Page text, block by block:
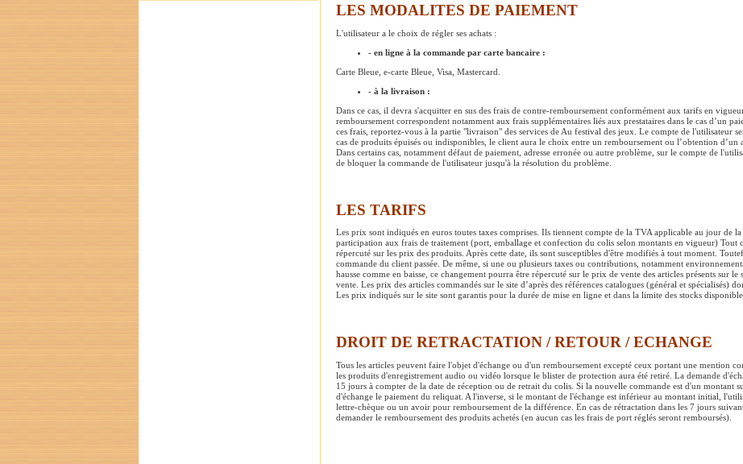
LES MODALITES DE PAIEMENT
L'utilisateur a le choix de régler ses achats :
- en ligne à la commande par carte bancaire :
Carte Bleue, e-carte Bleue, Visa, Mastercard.
- à la livraison :
Dans ce cas, il devra s'acquitter en sus des frais de contre-remboursement conformément aux tarifs en
remboursement correspondent notamment aux frais supplémentaires liés aux prestataires dans le cas d’un
ces frais, reportez-vous à la partie "livraison" des services de Au festival des jeux. Le compte de l'utilisateur
cas de produits épuisés ou indisponibles, le client aura le choix entre un remboursement ou l’obtention d’un
Dans certains cas, notamment défaut de paiement, adresse erronée ou autre problème, sur le compte de
de bloquer la commande de l'utilisateur jusqu'à la résolution du problème.
LES TARIFS
Les prix sont indiqués en euros toutes taxes comprises. Ils tiennent compte de la TVA applicable au jour de
participation aux frais de traitement (port, emballage et confection du colis selon montants en vigueur) Tout
répercuté sur les prix des produits. Après cette date, ils sont susceptibles d'être modifiés à tout moment.
commande du client passée. De même, si une ou plusieurs taxes ou contributions, notamment
hausse comme en baisse, ce changement pourra être répercuté sur le prix de vente des articles présents sur
vente. Les prix des articles commandés sur le site d’après des références catalogues (général et spécialisés)
Les prix indiqués sur le site sont garantis pour la durée de mise en ligne et dans la limite des stocks
DROIT DE RETRACTATION / RETOUR / ECHANGE
Tous les articles peuvent faire l'objet d'échange ou d'un remboursement excepté ceux portant une mention
les produits d'enregistrement audio ou vidéo lorsque le blister de protection aura été retiré. La demande
15 jours à compter de la date de réception ou de retrait du colis. Si la nouvelle commande est d'un montant
d'échange le paiement du reliquat. A l'inverse, si le montant de l'échange est inférieur au montant initial,
lettre-chèque ou un avoir pour remboursement de la différence. En cas de rétractation dans les 7 jours
demander le remboursement des produits achetés (en aucun cas les frais de port réglés seront remboursés).